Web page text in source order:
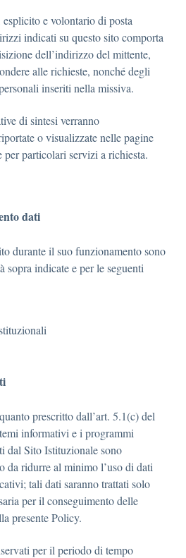
e volontario di posta
indicati su questo sito comporta
dell’indirizzo del mittente,
alle richieste, nonché degli
inseriti nella missiva.
di sintesi verranno
o visualizzate nelle pagine
per particolari servizi a richiesta.
dati
durante il suo funzionamento sono
sopra indicate e per le seguenti
prescritto dall’art. 5.1(c) del
informativi e i programmi
dal Sito Istituzionale sono
da ridurre al minimo l’uso di dati
tali dati saranno trattati solo
per il conseguimento delle
presente Policy.
per il periodo di tempo